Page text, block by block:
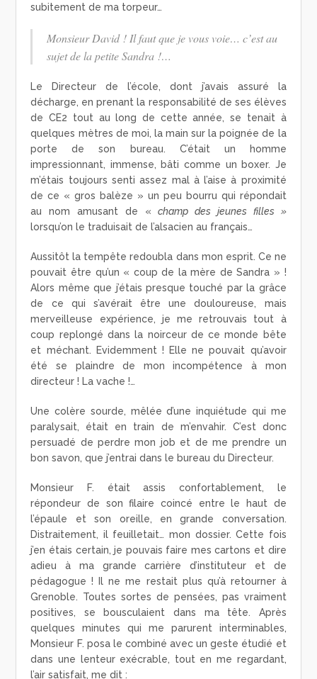
subitement de ma torpeur…
Monsieur David ! Il faut que je vous voie… c’est au
sujet de la petite Sandra !…
Le Directeur de l’école, dont j’avais assuré la
décharge, en prenant la responsabilité de ses élèves
de CE2 tout au long de cette année, se tenait à
quelques mètres de moi, la main sur la poignée de la
porte de son bureau. C’était un homme
impressionnant, immense, bâti comme un boxer. Je
m’étais toujours senti assez mal à l’aise à proximité
de ce « gros balèze » un peu bourru qui répondait
au nom amusant de «champ des jeunes filles »
lorsqu’on le traduisait de l’alsacien au français…
Aussitôt la tempête redoubla dans mon esprit. Ce ne
pouvait être qu’un « coup de la mère de Sandra » !
Alors même que j’étais presque touché par la grâce
de ce qui s’avérait être une douloureuse, mais
merveilleuse expérience, je me retrouvais tout à
coup replongé dans la noirceur de ce monde bête
et méchant. Evidemment ! Elle ne pouvait qu’avoir
été se plaindre de mon incompétence à mon
directeur ! La vache !…
Une colère sourde, mêlée d’une inquiétude qui me
paralysait, était en train de m’envahir. C’est donc
persuadé de perdre mon job et de me prendre un
bon savon, que j’entrai dans le bureau du Directeur.
Monsieur F. était assis confortablement, le
répondeur de son filaire coincé entre le haut de
l’épaule et son oreille, en grande conversation.
Distraitement, il feuilletait… mon dossier. Cette fois
j’en étais certain, je pouvais faire mes cartons et dire
adieu à ma grande carrière d’instituteur et de
pédagogue ! Il ne me restait plus qu’à retourner à
Grenoble. Toutes sortes de pensées, pas vraiment
positives, se bousculaient dans ma tête. Après
quelques minutes qui me parurent interminables,
Monsieur F. posa le combiné avec un geste étudié et
dans une lenteur exécrable, tout en me regardant,
l’air satisfait, me dit :